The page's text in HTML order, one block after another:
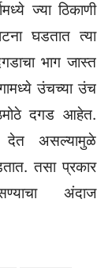
ज्या ठिकाणी
घडतात त्या
भाग जास्त
उंचच्या उंच
दगड आहेत.
देत असल्यामुळे
तसा प्रकार
अंदाज